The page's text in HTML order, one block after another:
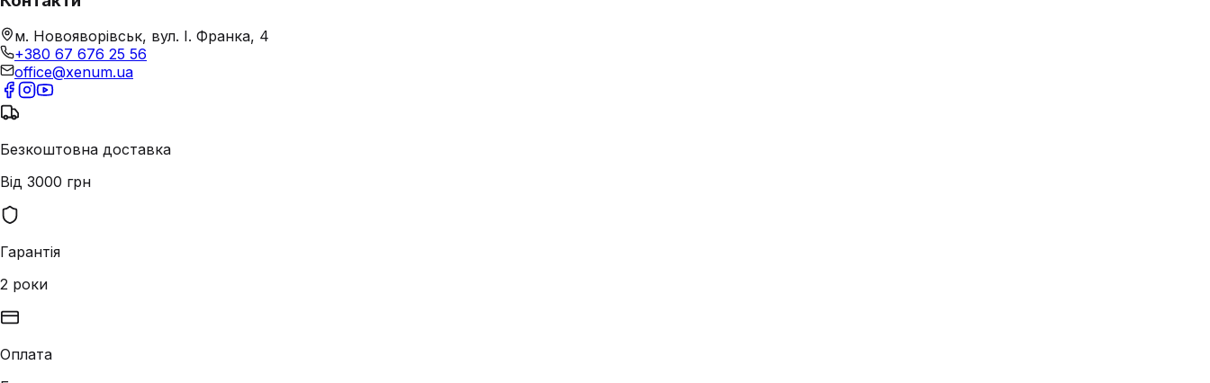
м. Новояворівськ, вул. І. Франка, 4
+380 67 676 25 56
office@xenum.ua
Безкоштовна доставка
Від 3000 грн
Гарантія
2 роки
Оплата